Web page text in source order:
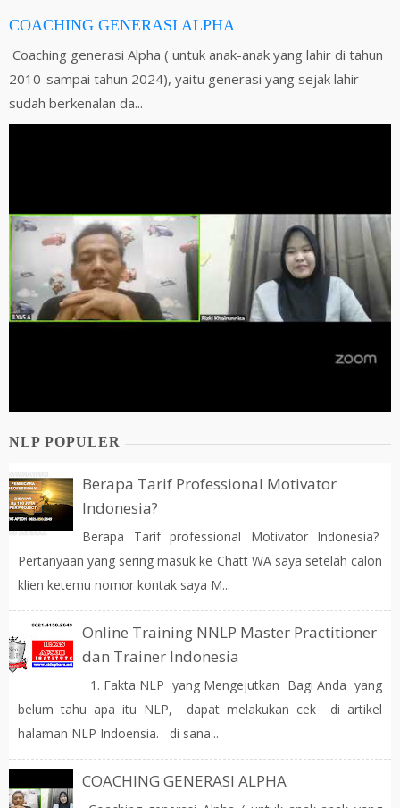
COACHING GENERASI ALPHA
Coaching generasi Alpha ( untuk anak-anak yang lahir di tahun
2010-sampai tahun 2024), yaitu generasi yang sejak lahir
sudah berkenalan da...
NLP POPULER
Berapa Tarif Professional Motivator
Indonesia?
Berapa Tarif professional Motivator Indonesia?
Pertanyaan yang sering masuk ke Chatt WA saya setelah calon
klien ketemu nomor kontak saya M...
Online Training NNLP Master Practitioner
dan Trainer Indonesia
1. Fakta NLP yang Mengejutkan Bagi Anda yang
belum tahu apa itu NLP, dapat melakukan cek di artikel
halaman NLP Indoensia. di sana...
COACHING GENERASI ALPHA